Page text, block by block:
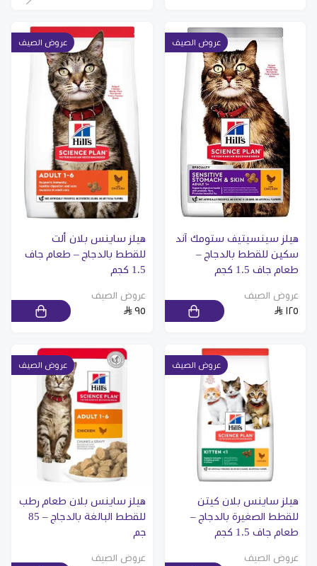
عروض الصيف
هيلز سينسيتيف ستومك آند
سكين للقطط بالدجاج –
طعام جاف 1.5 كجم
عروض الصيف
١٢٥
عروض الصيف
هيلز ساينس بلان ألت
للقطط بالدجاج – طعام جاف
1.5 كجم
عروض الصيف
٩٥
عروض الصيف
هيلز ساينس بلان كيتن
للقطط الصغيرة بالدجاج –
طعام جاف 1.5 كجم
عروض الصيف
عروض الصيف
هيلز ساينس بلان طعام رطب
للقطط البالغة بالدجاج – 85
جم
عروض الصيف